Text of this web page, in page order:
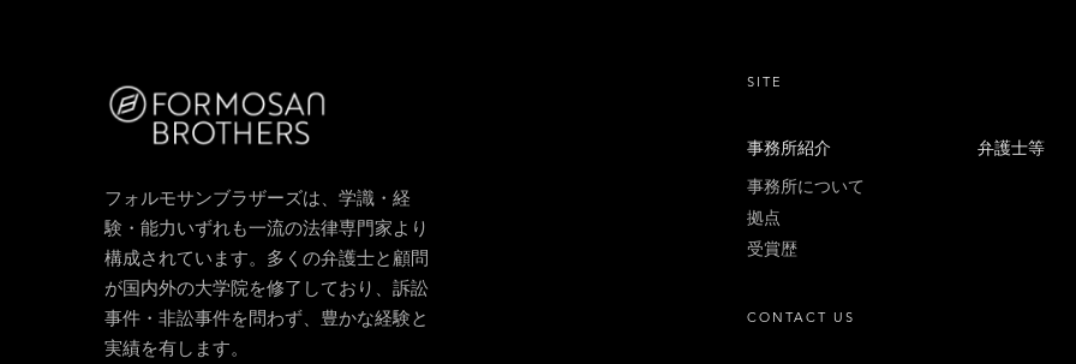
フォルモサンブラザーズは、学識・経
験・能力いずれも一流の法律専門家より
構成されています。多くの弁護士と顧問
が国内外の大学院を修了しており、訴訟
事件・非訟事件を問わず、豊かな経験と
実績を有します。
SITE
事務所紹介
事務所について
拠点
受賞歴
弁護士等
CONTACT US